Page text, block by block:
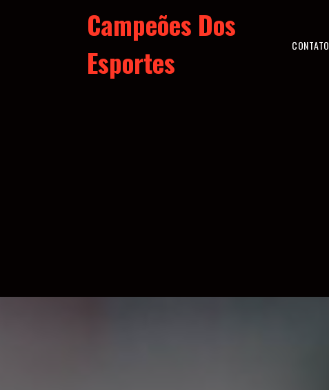
Campeões Dos
Esportes
CONTATO